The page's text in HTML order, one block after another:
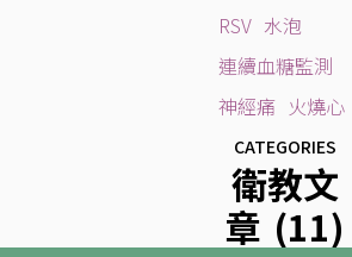
RSV 水泡
連續血糖監測
神經痛 火燒心
CATEGORIES
衛教文
章 (11)